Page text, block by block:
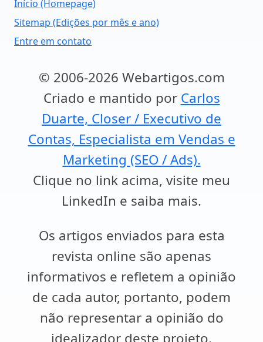
Início (Homepage)
Sitemap (Edições por mês e ano)
Entre em contato
© 2006-2026 Webartigos.com
Criado e mantido por Carlos
Duarte, Closer / Executivo de
Contas, Especialista em Vendas e
Marketing (SEO / Ads).
Clique no link acima, visite meu
LinkedIn e saiba mais.
Os artigos enviados para esta
revista online são apenas
informativos e refletem a opinião
de cada autor, portanto, podem
não representar a opinião do
idealizador deste projeto.